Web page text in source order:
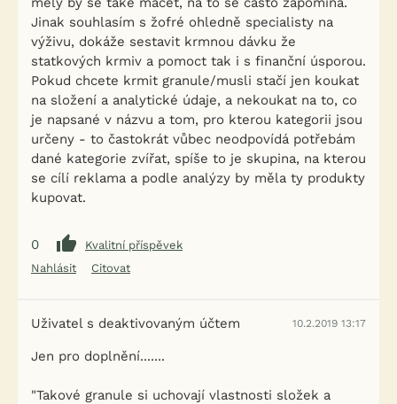
Jinak souhlasím s žofré ohledně specialisty na
výživu, dokáže sestavit krmnou dávku že
statkových krmiv a pomoct tak i s finanční úsporou.
Pokud chcete krmit granule/musli stačí jen koukat
na složení a analytické údaje, a nekoukat na to, co
je napsané v názvu a tom, pro kterou kategorii jsou
určeny - to častokrát vůbec neodpovídá potřebám
dané kategorie zvířat, spíše to je skupina, na kterou
se cílí reklama a podle analýzy by měla ty produkty
kupovat.
0
Kvalitní příspěvek
Nahlásit
Citovat
Uživatel s deaktivovaným účtem 10.2.2019 13:17
Jen pro doplnění.......
"Takové granule si uchovají vlastnosti složek a